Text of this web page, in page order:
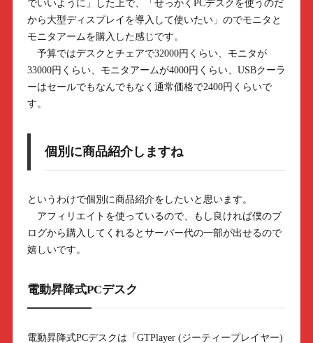
でいいように」した上で、「せっかくPCデスクを使うのだ
から大型ディスプレイを導入して使いたい」のでモニタと
モニタアームを購入した感じです。
予算ではデスクとチェアで32000円くらい、モニタが
33000円くらい、モニタアームが4000円くらい、USBクーラ
ーはセールでもなんでもなく通常価格で2400円くらいで
す。
個別に商品紹介しますね
というわけで個別に商品紹介をしたいと思います。
アフィリエイトを使っているので、もし良ければ僕のブ
ログから購入してくれるとサーバー代の一部が出せるので
嬉しいです。
電動昇降式PCデスク
電動昇降式PCデスクは「GTPlayer (ジーティープレイヤー)